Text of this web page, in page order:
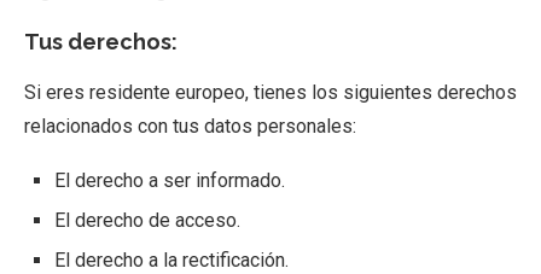
Tus derechos:
Si eres residente europeo, tienes los siguientes derechos
relacionados con tus datos personales:
El derecho a ser informado.
El derecho de acceso.
El derecho a la rectificación.